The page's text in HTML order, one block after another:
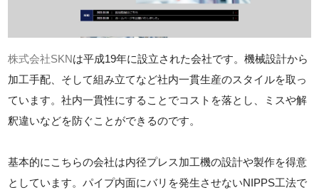
株式会社SKNは平成19年に設立された会社です。機械設計から
加工手配、そして組み立てなど社内一貫生産のスタイルを取っ
ています。社内一貫性にすることでコストを落とし、ミスや解
釈違いなどを防ぐことができるのです。
基本的にこちらの会社は内径プレス加工機の設計や製作を得意
としています。パイプ内面にバリを発生させないNIPPS工法で